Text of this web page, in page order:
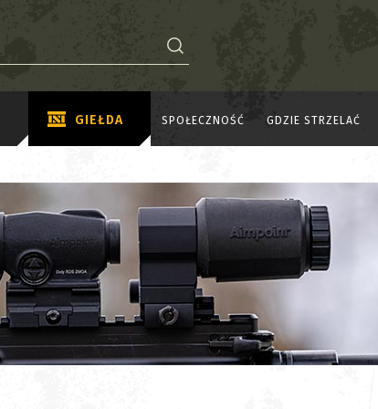
GIEŁDA SPOŁECZNOŚĆ GDZIE STRZELAĆ